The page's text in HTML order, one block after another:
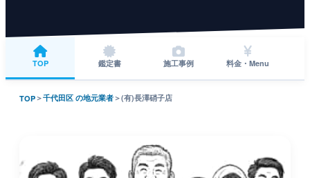
TOP 鑑定書 施工事例 料金・Menu
TOP＞千代田区 の地元業者＞(有)長澤硝子店